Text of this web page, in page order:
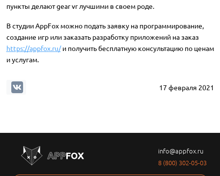
пункты делают gear vr лучшими в своем роде.
В студии AppFox можно подать заявку на программирование,
создание игр или заказать разработку приложений на заказ
https://appfox.ru/и получить бесплатную консультацию по ценам
и услугам.
17 февраля 2021
info@appfox.ru
8 (800) 302-05-03